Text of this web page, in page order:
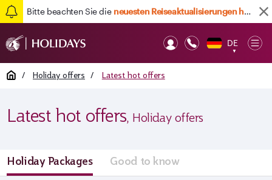
Bitte beachten Sie die neuesten Reiseaktualisierungen hier
DE
▼
Home / Holiday offers / Latest hot offers
Latest hot offers, Holiday offers
Holiday Packages Good to know